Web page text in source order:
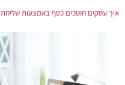
איך עסקים חוסכים כסף באמצעות שליחת SMS ?